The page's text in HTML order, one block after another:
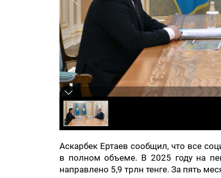
Аскарбек Ертаев сообщил, что все
в полном объеме. В 2025 году на
направлено 5,9 трлн тенге. За пять